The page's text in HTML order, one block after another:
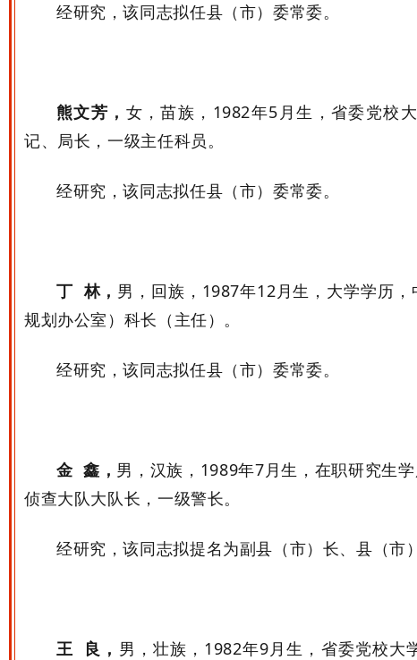
经研究，该同志拟任县（市）委常委。
熊文芳 ， 女，苗族， 1982年5 月生，省委党校
记、局长，一级主任科员。
经研究，该同志拟任县（市）委常委。
丁 林， 男，回族， 1987年12月生， 大学学历，
规划办公室）科长（主任）。
经研究，该同志拟任县（市）委常委。
金 鑫， 男，汉族， 1989年7月生，在职研究生学
侦查大队大队长，一级警长。
经研究，该同志拟提名为副县（市）长、县（市
王 良， 男，壮族， 1982年9月生，省委党校大